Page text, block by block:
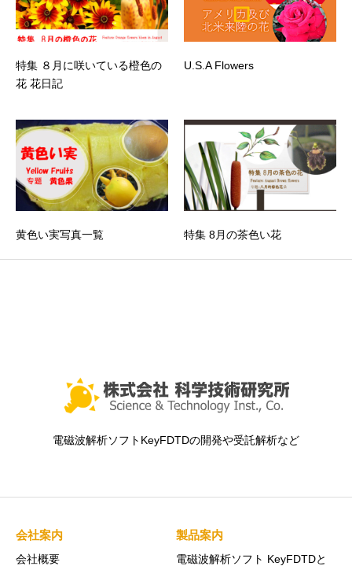
特集 ８月に咲いている橙色の
花 花日記
U.S.A Flowers
黄色い実写真一覧 特集 8月の茶色い花
電磁波解析ソフトKeyFDTDの開発や受託解析など
会社案内
会社概要
製品案内
電磁波解析ソフト KeyFDTDと